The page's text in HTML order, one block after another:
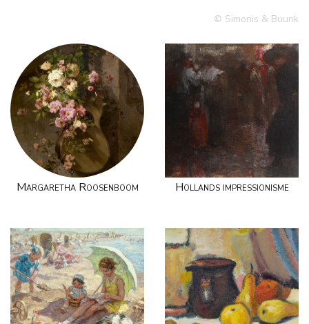
© Simonis & Buunk
Margaretha Roosenboom Hollands impressionisme